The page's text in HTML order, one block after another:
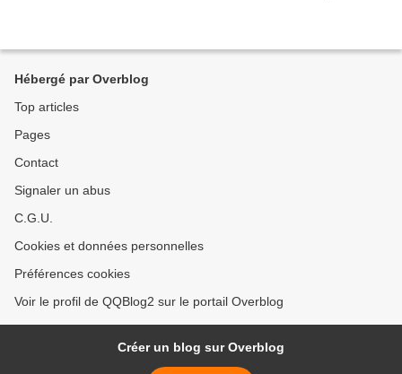
Hébergé par Overblog
Top articles
Pages
Contact
Signaler un abus
C.G.U.
Cookies et données personnelles
Préférences cookies
Voir le profil de QQBlog2 sur le portail Overblog
Créer un blog sur Overblog